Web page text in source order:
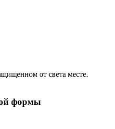
от света месте.
формы